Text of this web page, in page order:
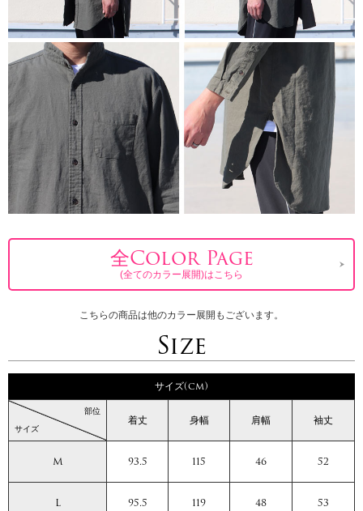
全Color Page
(全てのカラー展開)はこちら
こちらの商品は他のカラー展開もございます。
Size
サイズ(cm)
サイズ
部位
着丈 身幅 肩幅 袖丈
M 93.5 115 46 52
L 95.5 119 48 53